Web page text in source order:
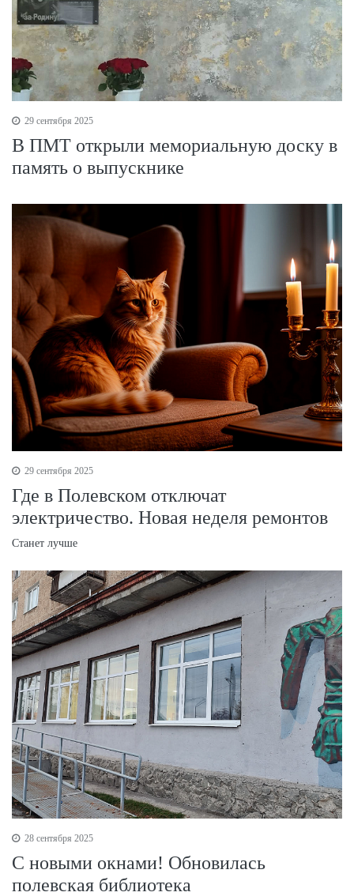
29 сентября 2025
В ПМТ открыли мемориальную доску в
память о выпускнике
29 сентября 2025
Где в Полевском отключат
электричество. Новая неделя ремонтов
Станет лучше
28 сентября 2025
С новыми окнами! Обновилась
полевская библиотека